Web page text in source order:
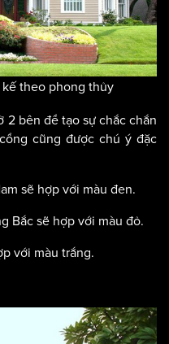
theo phong thủy
2 bên để tạo sự chắc chắn
cũng được chú ý đặc
sẽ hợp với màu đen.
Bắc sẽ hợp với màu đỏ.
với màu trắng.